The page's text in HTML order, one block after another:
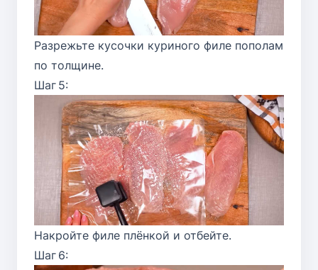
Разрежьте кусочки куриного филе пополам
по толщине.
Шаг 5:
Накройте филе плёнкой и отбейте.
Шаг 6: